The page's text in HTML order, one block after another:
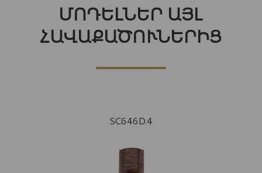
ՄՈԴԵԼՆԵՐ ԱՅԼ
ՀԱՎԱՔԱԾՈՒՆԵՐԻՑ
SC646D.4